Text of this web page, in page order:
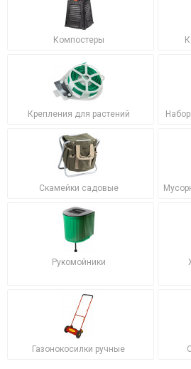
Компостеры
Крепления для растений
Скамейки садовые
Рукомойники
Газонокосилки ручные